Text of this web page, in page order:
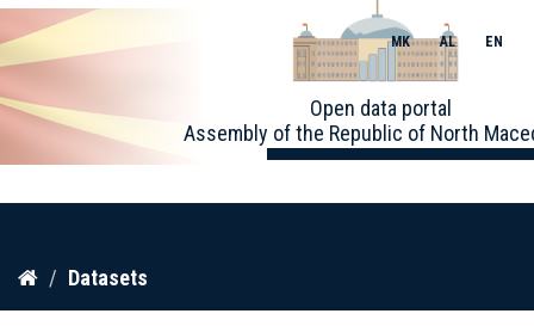
Skip
content
Open data portal
Assembly of the Republic of North
MK AL EN
Datasets